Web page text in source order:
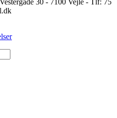
30 - 7100 Vejle - Tlf: 75